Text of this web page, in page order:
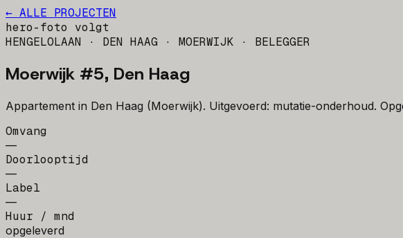
← ALLE PROJECTEN
hero-foto volgt
HENGELOLAAN · DEN HAAG · MOERWIJK · BELEGGER
Moerwijk #5, Den Haag
Appartement in Den Haag (Moerwijk). Uitgevoerd: mutatie-onderhoud.
Omvang
—
Doorlooptijd
—
Label
—
Huur / mnd
opgeleverd